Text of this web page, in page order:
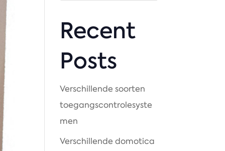
Recent
Posts
Verschillende soorten
toegangscontrolesyste
men
Verschillende domotica